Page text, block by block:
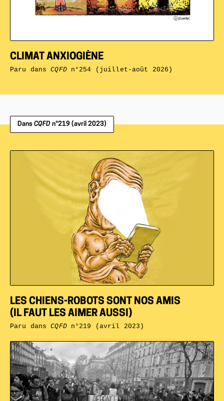
CLIMAT ANXIOGIÈNE
Paru dansCQFDn°254 (juillet-août 2026)
Dans CQFD n°219 (avril 2023)
LES CHIENS-ROBOTS SONT NOS AMIS
(IL FAUT LES AIMER AUSSI)
Paru dansCQFDn°219 (avril 2023)